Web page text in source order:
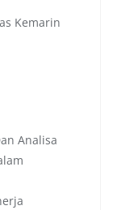
Kemarin
Analisa